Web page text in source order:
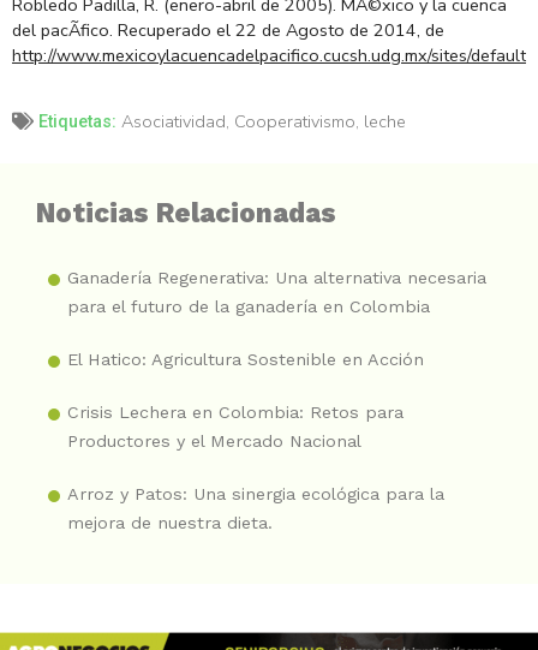
del pacÃ­fico. Recuperado el 22 de Agosto de 2014, de
http://www.mexicoylacuencadelpacifico.cucsh.udg.mx/sites/
Etiquetas: Asociatividad, Cooperativismo, leche
Noticias Relacionadas
Ganadería Regenerativa: Una alternativa necesaria
para el futuro de la ganadería en Colombia
El Hatico: Agricultura Sostenible en Acción
Crisis Lechera en Colombia: Retos para
Productores y el Mercado Nacional
Arroz y Patos: Una sinergia ecológica para la
mejora de nuestra dieta.